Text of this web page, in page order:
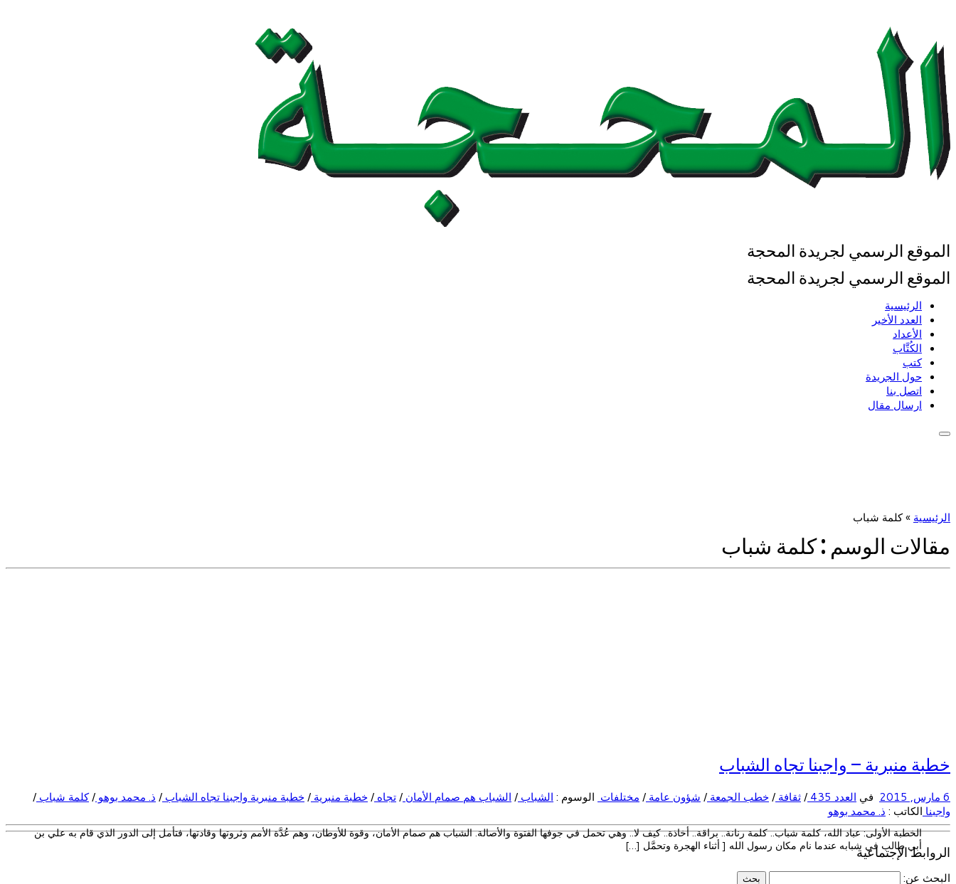
الموقع الرسمي لجريدة المحجة
الموقع الرسمي لجريدة المحجة
الرئيسية
العدد الأخير
الأعداد
الكُتَّاب
كتب
حول الجريدة
اتصل بنا
ارسال مقال
الرئيسية »كلمة شباب
مقالات الوسم :كلمة شباب
الخطبة الأولى: عباد الله، كلمة شباب.. كلمة رنانة.. براقة.. أخاذة.. كيف لا.. وهي تحمل في جوفها الفتوة والأصالة. الشباب هم صمام الأمان، وقوة للأوطان، وهم عُدَّة الأمم وثروتها وقادتها، فتأمل إلى الدور الذي قام به علي بن
أبي طالب في شبابه عندما نام مكان رسول الله [ أثناء الهجرة وتحمَّل […]
خطبة منبرية – واجبنا تجاه الشباب
6 مارس, 2015 في العدد 435 /ثقافة /خطب الجمعة / شؤون عامة / مختلفات الوسوم : الشباب / الشباب هم صمام الأمان /تجاه /خطبة منبرية /خطبة منبرية واجبنا تجاه الشباب / ذ. محمد بوهو /كلمة شباب /
واجبنا الكاتب : ذ. محمد بوهو
الروابط الإجتماعية
البحث عن: